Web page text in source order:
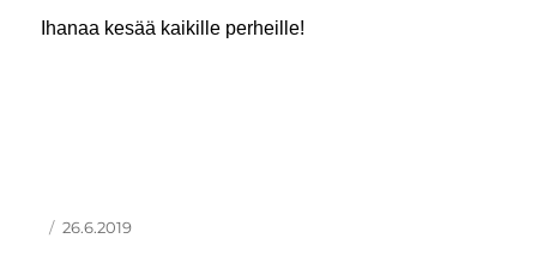
Ihanaa kesää kaikille perheille!
Kirjoittaja
Julkaistu
26.6.2019